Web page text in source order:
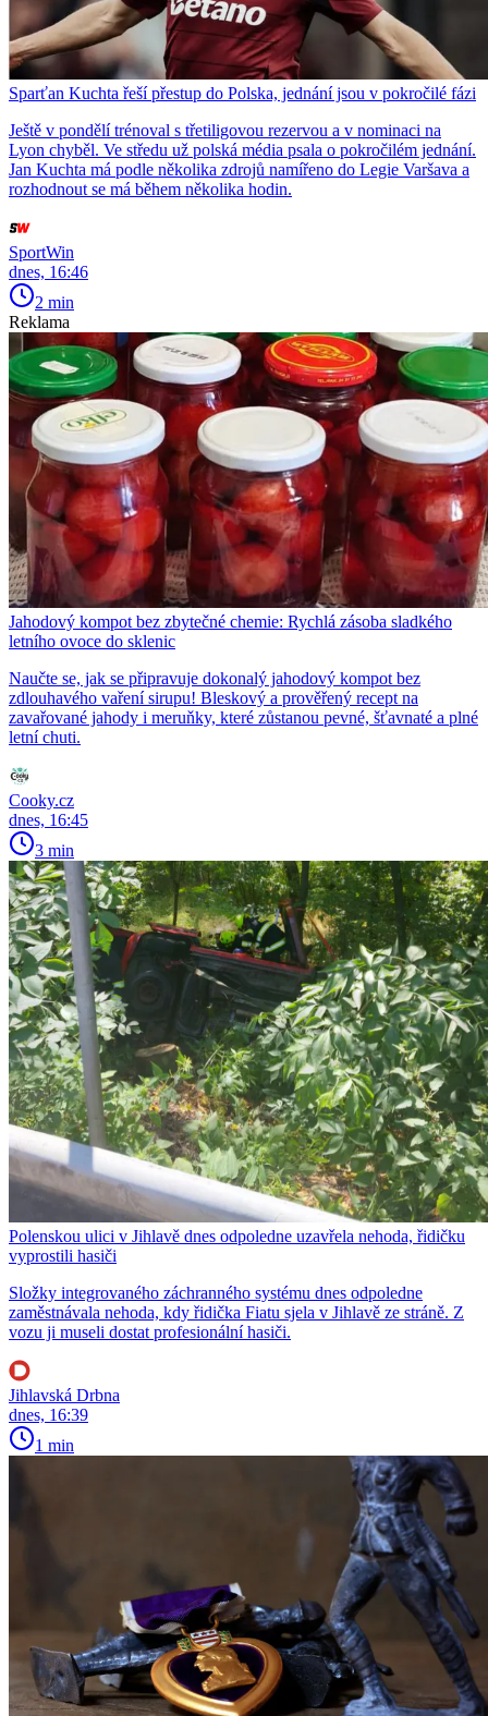
Sparťan Kuchta řeší přestup do Polska, jednání jsou v pokročilé fázi
Ještě v pondělí trénoval s třetiligovou rezervou a v nominaci na
Lyon chyběl. Ve středu už polská média psala o pokročilém jednání.
Jan Kuchta má podle několika zdrojů namířeno do Legie Varšava a
rozhodnout se má během několika hodin.
SportWin
dnes, 16:46
2 min
Reklama
Jahodový kompot bez zbytečné chemie: Rychlá zásoba sladkého
letního ovoce do sklenic
Naučte se, jak se připravuje dokonalý jahodový kompot bez
zdlouhavého vaření sirupu! Bleskový a prověřený recept na
zavařované jahody i meruňky, které zůstanou pevné, šťavnaté a plné
letní chuti.
Cooky.cz
dnes, 16:45
3 min
Polenskou ulici v Jihlavě dnes odpoledne uzavřela nehoda, řidičku
vyprostili hasiči
Složky integrovaného záchranného systému dnes odpoledne
zaměstnávala nehoda, kdy řidička Fiatu sjela v Jihlavě ze stráně. Z
vozu ji museli dostat profesionální hasiči.
Jihlavská Drbna
dnes, 16:39
1 min